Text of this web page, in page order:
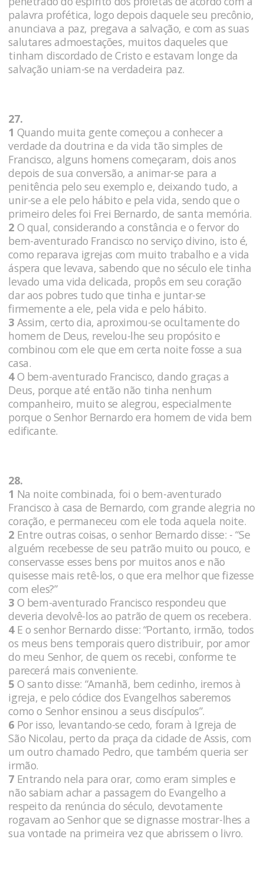
palavra profética, logo depois daquele seu precônio,
anunciava a paz, pregava a salvação, e com as suas
salutares admoestações, muitos daqueles que
tinham discordado de Cristo e estavam longe da
salvação uniam-se na verdadeira paz.
27.
1 Quando muita gente começou a conhecer a
verdade da doutrina e da vida tão simples de
Francisco, alguns homens começaram, dois anos
depois de sua conversão, a animar-se para a
penitência pelo seu exemplo e, deixando tudo, a
unir-se a ele pelo hábito e pela vida, sendo que o
primeiro deles foi Frei Bernardo, de santa memória.
2 O qual, considerando a constância e o fervor do
bem-aventurado Francisco no serviço divino, isto é,
como reparava igrejas com muito trabalho e a vida
áspera que levava, sabendo que no século ele tinha
levado uma vida delicada, propôs em seu coração
dar aos pobres tudo que tinha e juntar-se
firmemente a ele, pela vida e pelo hábito.
3 Assim, certo dia, aproximou-se ocultamente do
homem de Deus, revelou-lhe seu propósito e
combinou com ele que em certa noite fosse a sua
casa.
4O bem-aventurado Francisco, dando graças a
Deus, porque até então não tinha nenhum
companheiro, muito se alegrou, especialmente
porque o Senhor Bernardo era homem de vida bem
edificante.
28.
1 Na noite combinada, foi o bem-aventurado
Francisco à casa de Bernardo, com grande alegria no
coração, e permaneceu com ele toda aquela noite.
2 Entre outras coisas, o senhor Bernardo disse: - “Se
alguém recebesse de seu patrão muito ou pouco, e
conservasse esses bens por muitos anos e não
quisesse mais retê-los, o que era melhor que fizesse
com eles?”
3 O bem-aventurado Francisco respondeu que
deveria devolvê-los ao patrão de quem os recebera.
4E o senhor Bernardo disse: “Portanto, irmão, todos
os meus bens temporais quero distribuir, por amor
do meu Senhor, de quem os recebi, conforme te
parecerá mais conveniente.
5 O santo disse: “Amanhã, bem cedinho, iremos à
igreja, e pelo códice dos Evangelhos saberemos
como o Senhor ensinou a seus discípulos”.
6 Por isso, levantando-se cedo, foram à Igreja de
São Nicolau, perto da praça da cidade de Assis, com
um outro chamado Pedro, que também queria ser
irmão.
7 Entrando nela para orar, como eram simples e
não sabiam achar a passagem do Evangelho a
respeito da renúncia do século, devotamente
rogavam ao Senhor que se dignasse mostrar-lhes a
sua vontade na primeira vez que abrissem o livro.